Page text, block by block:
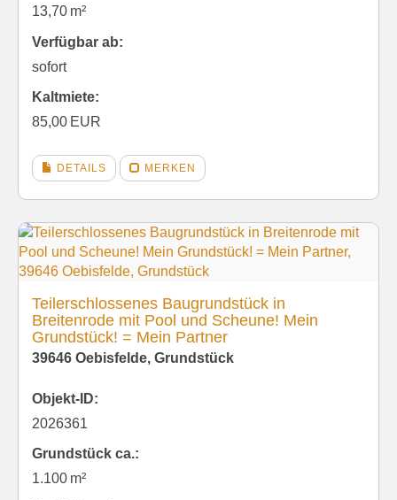
13,70 m²
Verfügbar ab:
sofort
Kaltmiete:
85,00 EUR
DETAILS MERKEN
Teilerschlossenes Baugrundstück in
Breitenrode mit Pool und Scheune! Mein
Grundstück! = Mein Partner
39646 Oebisfelde, Grundstück
Objekt-ID:
2026361
Grund­stück ca.:
1.100 m²